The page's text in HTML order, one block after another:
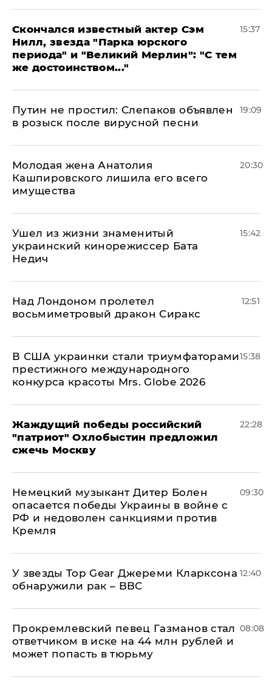
Скончался известный актер Сэм
Нилл, звезда "Парка юрского
периода" и "Великий Мерлин": "С тем
же достоинством..."
15:37
Путин не простил: Слепаков объявлен
в розыск после вирусной песни
19:09
Молодая жена Анатолия
Кашпировского лишила его всего
имущества
20:30
Ушел из жизни знаменитый
украинский кинорежиссер Бата
Недич
15:42
Над Лондоном пролетел
восьмиметровый дракон Сиракс
12:51
В США украинки стали триумфаторами
престижного международного
конкурса красоты Mrs. Globe 2026
15:38
Жаждущий победы российский
"патриот" Охлобыстин предложил
сжечь Москву
22:28
Немецкий музыкант Дитер Болен
опасается победы Украины в войне с
РФ и недоволен санкциями против
Кремля
09:30
У звезды Top Gear Джереми Кларксона
обнаружили рак – BBC
12:40
Прокремлевский певец Газманов стал
ответчиком в иске на 44 млн рублей и
может попасть в тюрьму
08:08